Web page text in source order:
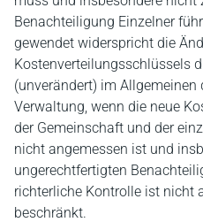
Benachteiligung Einzelner
gewendet widerspricht die
Kostenverteilungsschlüssels
(unverändert) im
Verwaltung, wenn die neue
der Gemeinschaft und der
nicht angemessen ist und
ungerechtfertigten
richterliche Kontrolle ist nicht
beschränkt.